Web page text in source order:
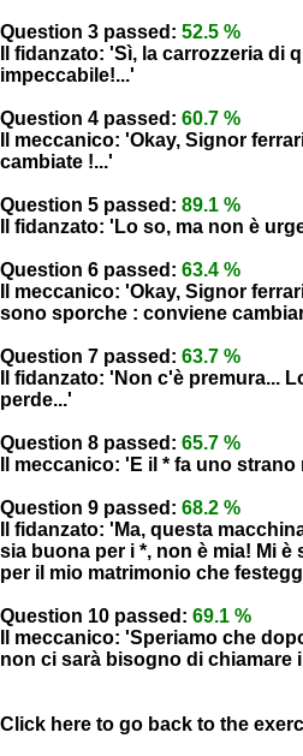
Question 3 passed: 52.5 %
Il fidanzato: 'Sì, la carrozzeria di
impeccabile!...'
Question 4 passed: 60.7 %
Il meccanico: 'Okay, Signor
cambiate !...'
Question 5 passed: 89.1 %
Il fidanzato: 'Lo so, ma non è
Question 6 passed: 63.4 %
Il meccanico: 'Okay, Signor
sono sporche : conviene
Question 7 passed: 63.7 %
Il fidanzato: 'Non c'è premura...
perde...'
Question 8 passed: 65.7 %
Il meccanico: 'E il * fa uno
Question 9 passed: 68.2 %
Il fidanzato: 'Ma, questa
sia buona per i *, non è mia! Mi
per il mio matrimonio che
Question 10 passed: 69.1 %
Il meccanico: 'Speriamo che
non ci sarà bisogno di chiamare
Click here to go back to the